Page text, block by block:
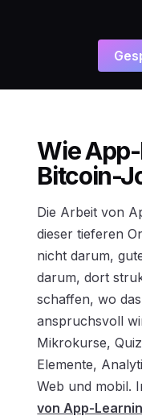
Wie
Bitcoin-
Die Arbeit von
dieser tieferen
nicht darum,
darum, dort
schaffen, wo
anspruchsvoll
Mikrokurse,
Elemente,
Web und mobil.
von App-